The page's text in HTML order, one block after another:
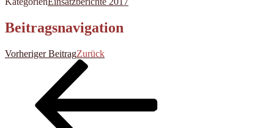
Beitragsnavigation
Vorheriger BeitragZurück